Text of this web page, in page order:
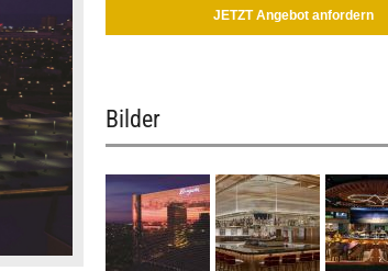
JETZT Angebot anfordern
Bilder